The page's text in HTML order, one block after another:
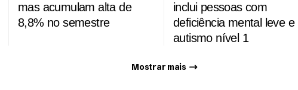
mas acumulam alta de
8,8% no semestre
inclui pessoas com
deficiência mental leve e
autismo nível 1
Mostrar mais